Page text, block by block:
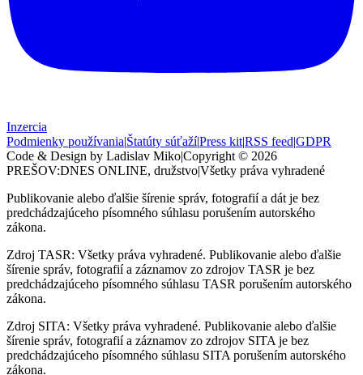
Inzercia
Podmienky používania|Štatúty súťaží|Press kit|RSS feed|GDPR
Code & Design by Ladislav Miko|Copyright © 2026
PREŠOV:DNES ONLINE, družstvo|Všetky práva vyhradené
Publikovanie alebo ďalšie šírenie správ, fotografií a dát je bez
predchádzajúceho písomného súhlasu porušením autorského
zákona.
Zdroj TASR: Všetky práva vyhradené. Publikovanie alebo ďalšie
šírenie správ, fotografií a záznamov zo zdrojov TASR je bez
predchádzajúceho písomného súhlasu TASR porušením autorského
zákona.
Zdroj SITA: Všetky práva vyhradené. Publikovanie alebo ďalšie
šírenie správ, fotografií a záznamov zo zdrojov SITA je bez
predchádzajúceho písomného súhlasu SITA porušením autorského
zákona.